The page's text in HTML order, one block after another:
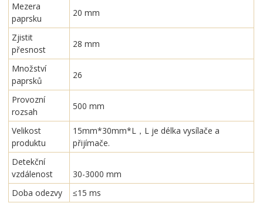
Mezera
paprsku
20 mm
Zjistit
přesnost
28 mm
Množství
paprsků
26
Provozní
rozsah
500 mm
Velikost
produktu
15mm*30mm*L，L je délka vysílače a
přijímače.
Detekční
vzdálenost
30-3000 mm
Doba odezvy
≤15 ms